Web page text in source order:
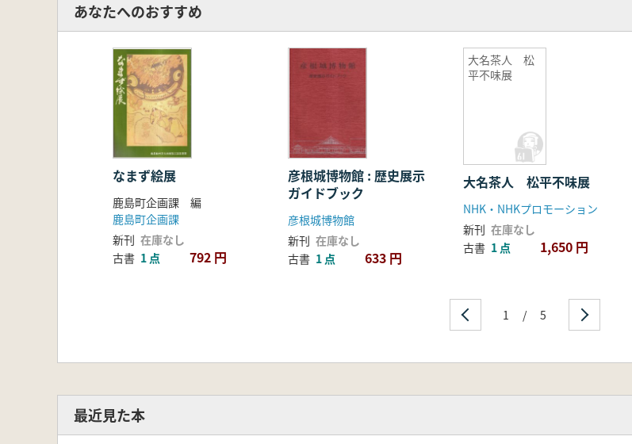
あなたへのおすすめ
なまず絵展
鹿島町企画課 編
鹿島町企画課
新刊 在庫なし
古書 1 点 792 円
彦根城博物館 : 歴史展示
ガイドブック
彦根城博物館
新刊 在庫なし
古書 1 点 633 円
大名茶人 松
平不味展
大名茶人 松平不味展
NHK・NHKプロモーション
新刊 在庫なし
古書 1 点 1,650 円
1 / 5
最近見た本